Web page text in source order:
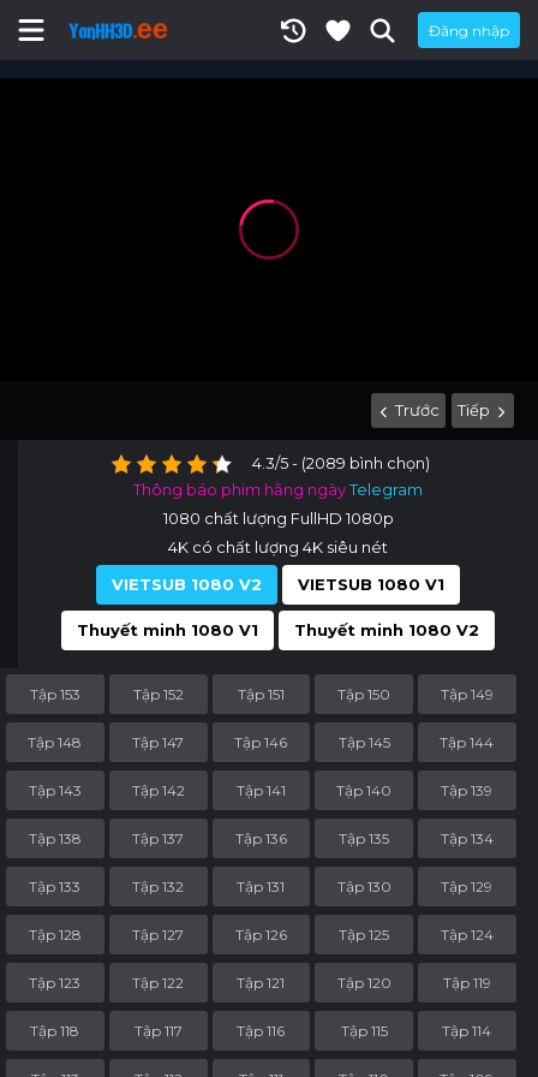
Đăng nhập
Trước Tiếp
4.3/5 - (2089 bình chọn)
Thông báo phim hằng ngàyTelegram
1080 chất lượng FullHD 1080p
4K có chất lượng 4K siêu nét
VIETSUB 1080 V2
VIETSUB 1080 V1
Thuyết minh 1080 V1 Thuyết minh 1080 V2
Tập 153 Tập 152 Tập 151 Tập 150 Tập 149
Tập 148 Tập 147 Tập 146 Tập 145 Tập 144
Tập 143 Tập 142 Tập 141 Tập 140 Tập 139
Tập 138 Tập 137 Tập 136 Tập 135 Tập 134
Tập 133 Tập 132 Tập 131 Tập 130 Tập 129
Tập 128 Tập 127 Tập 126 Tập 125 Tập 124
Tập 123 Tập 122 Tập 121 Tập 120 Tập 119
Tập 118 Tập 117 Tập 116 Tập 115 Tập 114